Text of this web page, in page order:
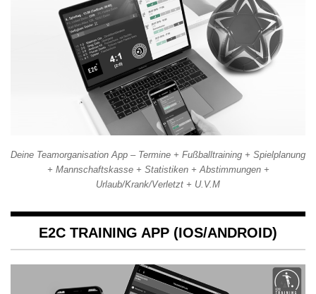
Deine Teamorganisation App – Termine + Fußballtraining + Spielplanung
+ Mannschaftskasse + Statistiken + Abstimmungen +
Urlaub/Krank/Verletzt + U.V.M
E2C TRAINING APP (IOS/ANDROID)